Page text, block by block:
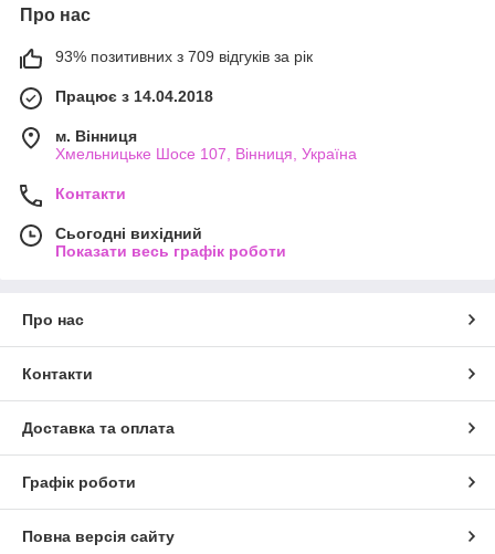
Про нас
93% позитивних з 709 відгуків за рік
Працює з 14.04.2018
м. Вінниця
Хмельницьке Шосе 107, Вінниця, Україна
Контакти
Сьогодні вихідний
Показати весь графік роботи
Про нас
Контакти
Доставка та оплата
Графік роботи
Повна версія сайту